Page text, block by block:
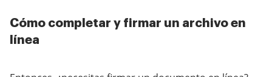
Cómo completar y firmar un archivo en
línea